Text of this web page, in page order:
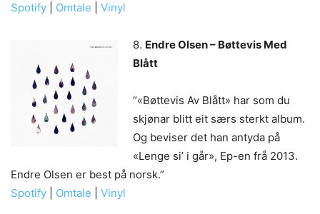
Spotify
Omtale Vinyl
8. Endre Olsen – Bøttevis Med
Blått
“«Bøttevis Av Blått» har som du
skjønar blitt eit særs sterkt album.
Og beviser det han antyda på
«Lenge si’ i går», Ep-en frå 2013.
Endre Olsen er best på norsk.”
Spotify
Omtale Vinyl